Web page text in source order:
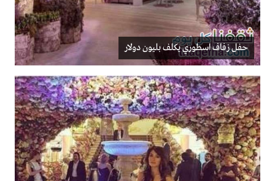
حفل زفاف اسطوري يكلف بليون دولار